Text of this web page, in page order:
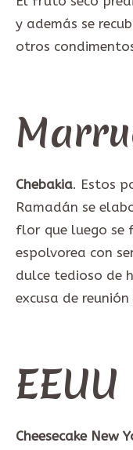
y además se
otros
Chebakia. Estos
Ramadán se
flor que luego se
espolvorea con
dulce tedioso de
excusa de
EEUU
Cheesecake New